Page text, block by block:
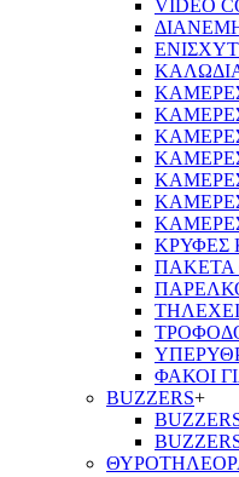
VIDEO
ΚΡΥΦΕΣ
ΠΑΚΕΤΑ
ΦΑΚΟΙ
BUZZERS+